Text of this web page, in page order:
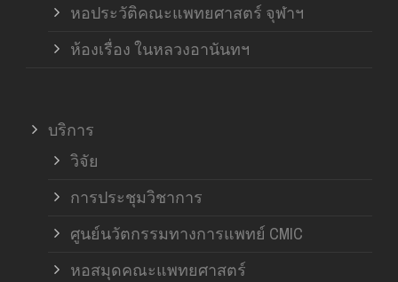
หอประวัติคณะแพทยศาสตร์ จุฬาฯ
ห้องเรื่อง ในหลวงอานันทฯ
บริการ
วิจัย
การประชุมวิชาการ
ศูนย์นวัตกรรมทางการแพทย์ CMIC
หอสมุดคณะแพทยศาสตร์